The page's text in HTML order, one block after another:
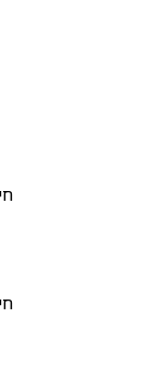
0
0